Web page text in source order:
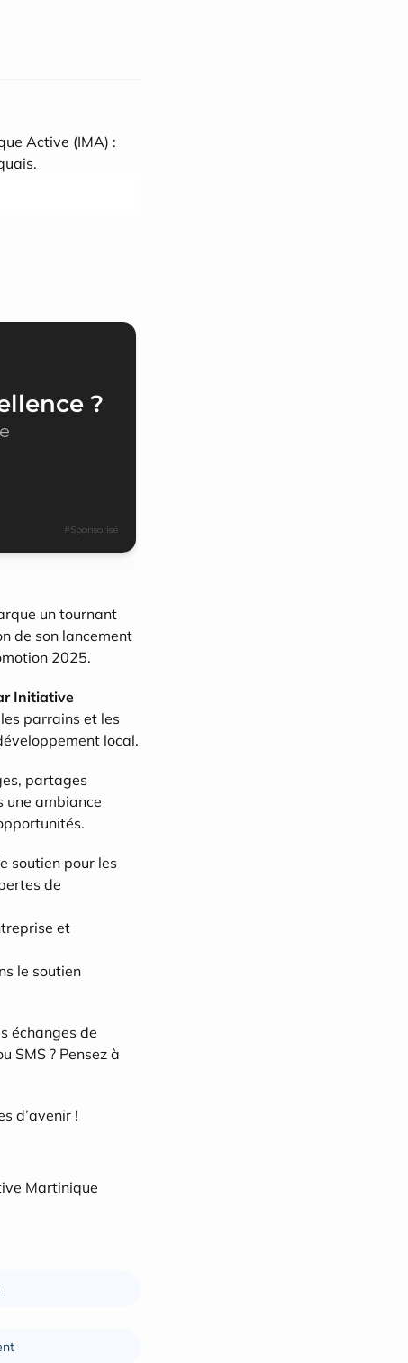
Active (IMA) :
?
#Sponsorisé
un tournant
de son lancement
2025.
Initiative
parrains et les
local.
partages
une ambiance
soutien pour les
de
et
le soutien
échanges de
SMS ? Pensez à
d’avenir !
Martinique